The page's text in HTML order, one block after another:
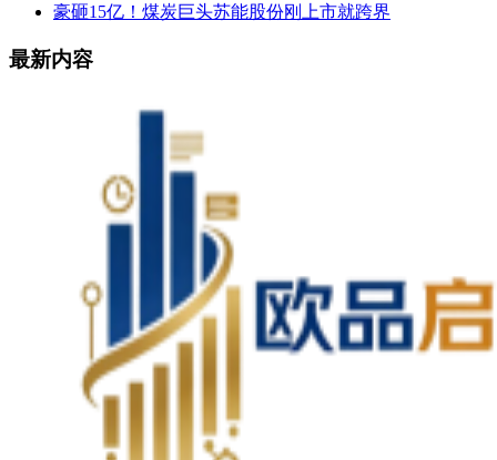
豪砸15亿！煤炭巨头苏能股份刚上市就跨界
最新内容